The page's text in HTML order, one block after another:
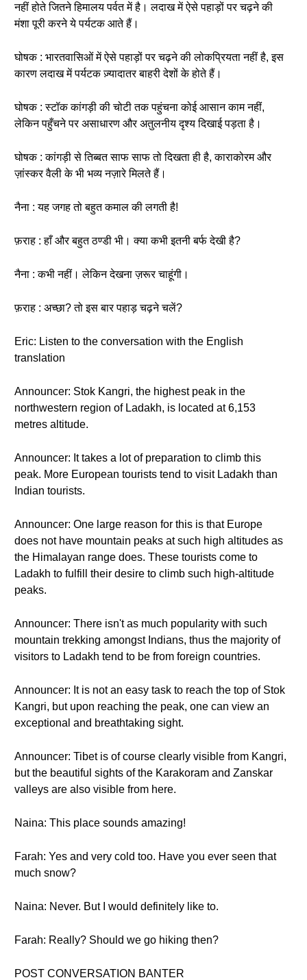
नहीं होते जितने हिमालय पर्वत में है। लदाख में ऐसे पहाड़ों पर चढ़ने की
मंशा पूरी करने ये पर्यटक आते हैं।
घोषक : भारतवासिओं में ऐसे पहाड़ों पर चढ़ने की लोकप्रियता नहीं है, इस
कारण लदाख में पर्यटक ज़्यादातर बाहरी देशों के होते हैं।
घोषक : स्टॉक कांगड़ी की चोटी तक पहुंचना कोई आसान काम नहीं,
लेकिन पहुँचने पर असाधारण और अतुलनीय दृश्य दिखाई पड़ता है।
घोषक : कांगड़ी से तिब्बत साफ साफ तो दिखता ही है, काराकोरम और
ज़ांस्कर वैली के भी भव्य नज़ारे मिलते हैं।
नैना : यह जगह तो बहुत कमाल की लगती है!
फ़राह : हाँ और बहुत ठण्डी भी। क्या कभी इतनी बर्फ देखी है?
नैना : कभी नहीं। लेकिन देखना ज़रूर चाहूंगी।
फ़राह : अच्छा? तो इस बार पहाड़ चढ़ने चलें?
Eric: Listen to the conversation with the English
translation
Announcer: Stok Kangri, the highest peak in the
northwestern region of Ladakh, is located at 6,153
metres altitude.
Announcer: It takes a lot of preparation to climb this
peak. More European tourists tend to visit Ladakh than
Indian tourists.
Announcer: One large reason for this is that Europe
does not have mountain peaks at such high altitudes as
the Himalayan range does. These tourists come to
Ladakh to fulfill their desire to climb such high-altitude
peaks.
Announcer: There isn't as much popularity with such
mountain trekking amongst Indians, thus the majority of
visitors to Ladakh tend to be from foreign countries.
Announcer: It is not an easy task to reach the top of Stok
Kangri, but upon reaching the peak, one can view an
exceptional and breathtaking sight.
Announcer: Tibet is of course clearly visible from Kangri,
but the beautiful sights of the Karakoram and Zanskar
valleys are also visible from here.
Naina: This place sounds amazing!
Farah: Yes and very cold too. Have you ever seen that
much snow?
Naina: Never. But I would definitely like to.
Farah: Really? Should we go hiking then?
POST CONVERSATION BANTER